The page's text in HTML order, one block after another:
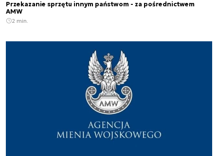
Przekazanie sprzętu innym państwom - za pośrednictwem
AMW
2 min.